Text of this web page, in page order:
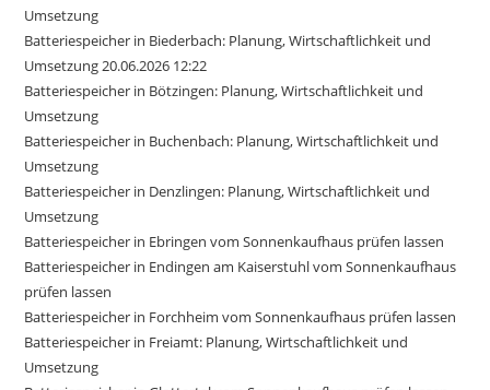
Umsetzung
Batteriespeicher in Biederbach: Planung, Wirtschaftlichkeit und
Umsetzung 20.06.2026 12:22
Batteriespeicher in Bötzingen: Planung, Wirtschaftlichkeit und
Umsetzung
Batteriespeicher in Buchenbach: Planung, Wirtschaftlichkeit und
Umsetzung
Batteriespeicher in Denzlingen: Planung, Wirtschaftlichkeit und
Umsetzung
Batteriespeicher in Ebringen vom Sonnenkaufhaus prüfen lassen
Batteriespeicher in Endingen am Kaiserstuhl vom Sonnenkaufhaus
prüfen lassen
Batteriespeicher in Forchheim vom Sonnenkaufhaus prüfen lassen
Batteriespeicher in Freiamt: Planung, Wirtschaftlichkeit und
Umsetzung